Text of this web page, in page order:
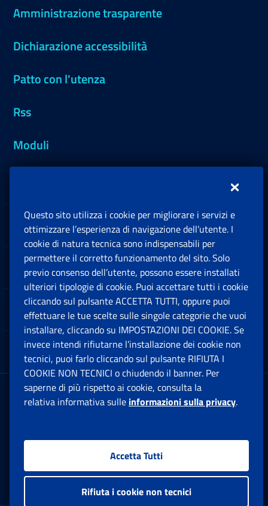
Amministrazione trasparente
Dichiarazione accessibilità
Patto con l'utenza
Rss
Moduli
Sedi e Contatti
Software
Note Legali
App mobile
Sede Legale : Via Ciro il Grande, 21
00144 Roma
Facebook: Apre una nuova finestra
Twitter: Apre una nuova finestra
Whatsapp: Apre una nuova
Youtube: Apre una
Instagram:
Questo sito utilizza i cookie per migliorare i servizi e
ottimizzare l’esperienza di navigazione dell’utente. I
cookie di natura tecnica sono indispensabili per
permettere il corretto funzionamento del sito. Solo
previo consenso dell’utente, possono essere installati
ulteriori tipologie di cookie. Puoi accettare tutti i cookie
cliccando sul pulsante ACCETTA TUTTI, oppure puoi
effettuare le tue scelte sulle singole categorie che vuoi
installare, cliccando su IMPOSTAZIONI DEI COOKIE. Se
invece intendi rifiutarne l’installazione dei cookie non
tecnici, puoi farlo cliccando sul pulsante RIFIUTA I
COOKIE NON TECNICI o chiudendo il banner. Per
saperne di più rispetto ai cookie, consulta la
relativa informativa sulle informazioni sulla privacy.
Accetta Tutti
Rifiuta i cookie non tecnici